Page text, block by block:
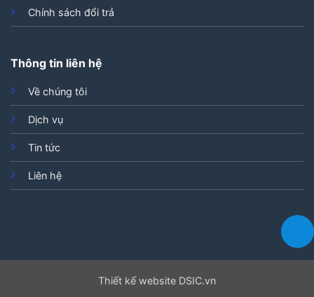
Chính sách đổi trả
Thông tin liên hệ
Về chúng tôi
Dịch vụ
Tin tức
Liên hệ
Thiết kế website DSIC.vn